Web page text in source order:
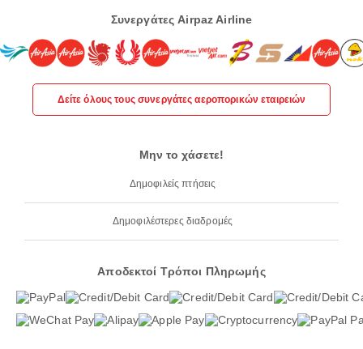
Συνεργάτες Airpaz Airline
Δείτε όλους τους συνεργάτες αεροπορικών εταιρειών
Μην το χάσετε!
Δημοφιλείς πτήσεις
Δημοφιλέστερες διαδρομές
Αποδεκτοί Τρόποι Πληρωμής